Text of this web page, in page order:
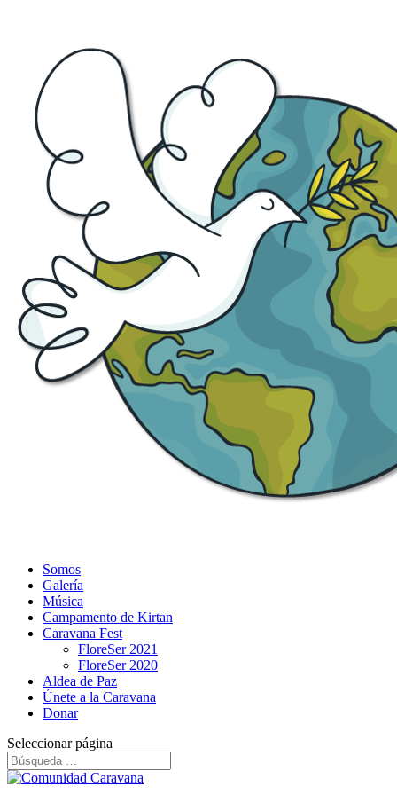
Somos
Galería
Música
Campamento de Kirtan
Caravana Fest
FloreSer 2021
FloreSer 2020
Aldea de Paz
Únete a la Caravana
Donar
Seleccionar página